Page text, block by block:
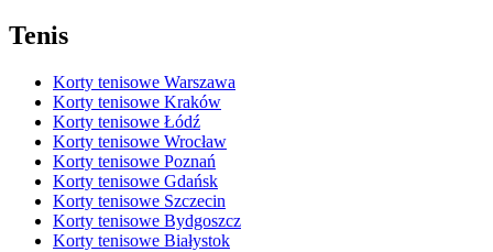
Tenis
Korty tenisowe Warszawa
Korty tenisowe Kraków
Korty tenisowe Łódź
Korty tenisowe Wrocław
Korty tenisowe Poznań
Korty tenisowe Gdańsk
Korty tenisowe Szczecin
Korty tenisowe Bydgoszcz
Korty tenisowe Białystok